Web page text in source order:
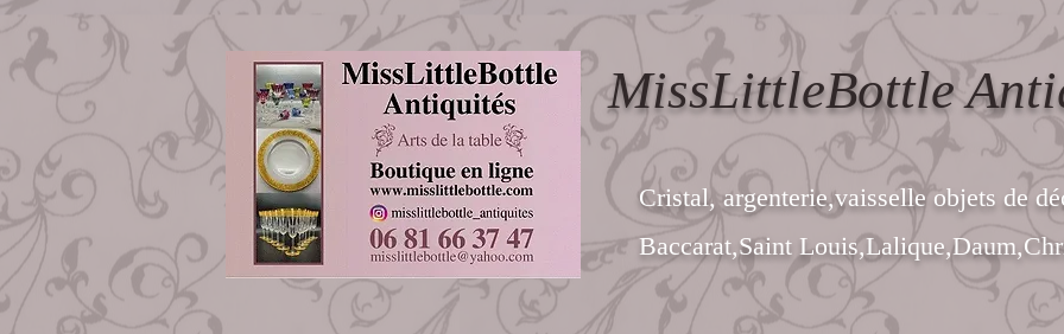
MissLittleBottle
Cristal, argenterie,vaisselle objets de
Baccarat,Saint